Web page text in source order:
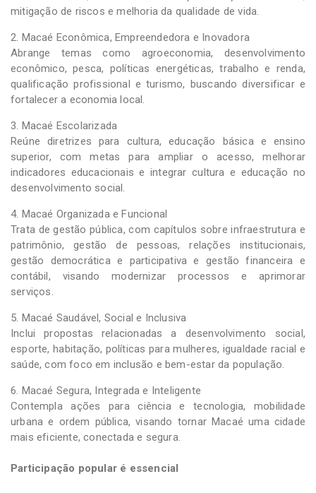
mitigação de riscos e melhoria da qualidade de vida.
2. Macaé Econômica, Empreendedora e Inovadora
Abrange temas como agroeconomia, desenvolvimento
econômico, pesca, políticas energéticas, trabalho e renda,
qualificação profissional e turismo, buscando diversificar e
fortalecer a economia local.
3. Macaé Escolarizada
Reúne diretrizes para cultura, educação básica e ensino
superior, com metas para ampliar o acesso, melhorar
indicadores educacionais e integrar cultura e educação no
desenvolvimento social.
4. Macaé Organizada e Funcional
Trata de gestão pública, com capítulos sobre infraestrutura e
patrimônio, gestão de pessoas, relações institucionais,
gestão democrática e participativa e gestão financeira e
contábil, visando modernizar processos e aprimorar
serviços.
5. Macaé Saudável, Social e Inclusiva
Inclui propostas relacionadas a desenvolvimento social,
esporte, habitação, políticas para mulheres, igualdade racial e
saúde, com foco em inclusão e bem-estar da população.
6. Macaé Segura, Integrada e Inteligente
Contempla ações para ciência e tecnologia, mobilidade
urbana e ordem pública, visando tornar Macaé uma cidade
mais eficiente, conectada e segura.
Participação popular é essencial